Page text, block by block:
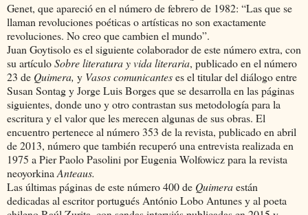
Genet, que apareció en el número de febrero de 1982: “Las que se
llaman revoluciones poéticas o artísticas no son exactamente
revoluciones. No creo que cambien el mundo”.
Juan Goytisolo es el siguiente colaborador de este número extra, con
su artículoSobre literatura y vida literaria, publicado en el número
23 de Quimera, y Vasos comunicanteses el titular del diálogo entre
Susan Sontag y Jorge Luis Borges que se desarrolla en las páginas
siguientes, donde uno y otro contrastan sus metodología para la
escritura y el valor que les merecen algunas de sus obras. El
encuentro pertenece al número 353 de la revista, publicado en abril
de 2013, número que también recuperó una entrevista realizada en
1975 a Pier Paolo Pasolini por Eugenia Wolfowicz para la revista
neoyorkina Anteaus.
Las últimas páginas de este número 400 de Quimeraestán
dedicadas al escritor portugués António Lobo Antunes y al poeta